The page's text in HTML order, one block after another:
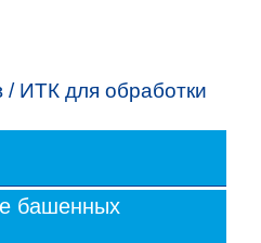
/ ИТК для обработки
башенных